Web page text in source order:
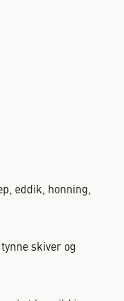
eddik, honning,
skiver og